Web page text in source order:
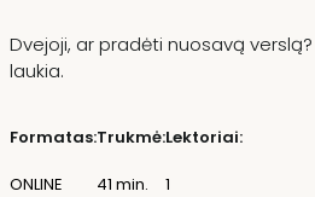
Dvejoji, ar pradėti nuosavą
laukia.
Formatas:
ONLINE
Trukmė:
41 min.
Lektoriai:
1